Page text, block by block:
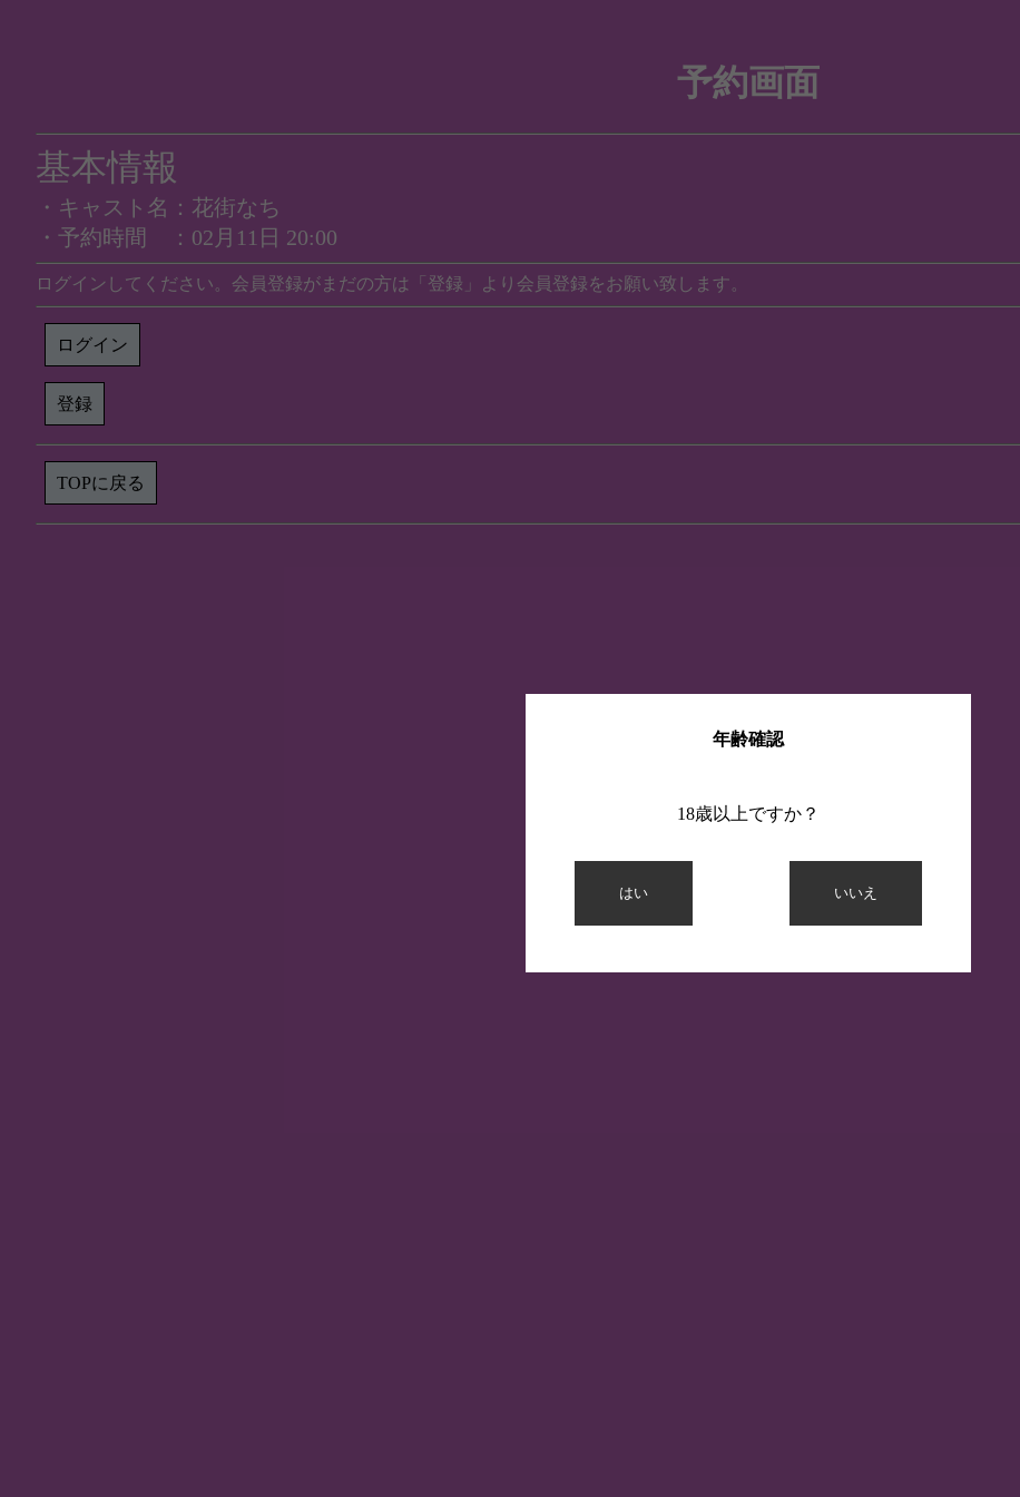
年齢確認
18歳以上ですか？
はい いいえ
予約画面
基本情報
・キャスト名：花街なち
・予約時間 ：02月11日 20:00
ログインしてください。会員登録がまだの方は「登録」より会員登録をお願い致します。
ログイン
登録
TOPに戻る